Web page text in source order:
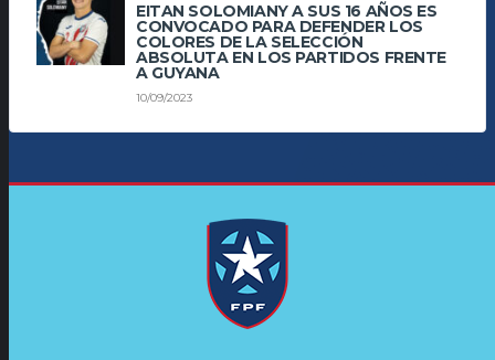
EITAN SOLOMIANY A SUS 16 AÑOS ES
CONVOCADO PARA DEFENDER LOS
COLORES DE LA SELECCIÓN
ABSOLUTA EN LOS PARTIDOS FRENTE
A GUYANA
10/09/2023